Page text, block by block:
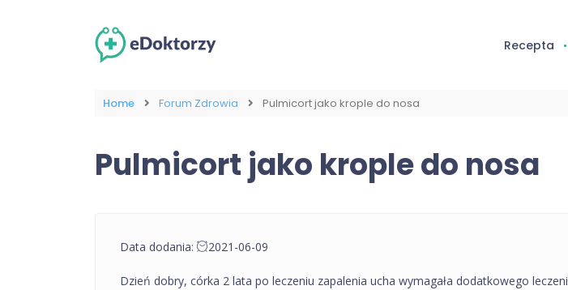
Recepta
Home Forum Zdrowia Pulmicort jako krople do nosa
Pulmicort jako krople do nosa
Data dodania: 2021-06-09
Dzień dobry, córka 2 lata po leczeniu zapalenia ucha wymagała dodatkowego